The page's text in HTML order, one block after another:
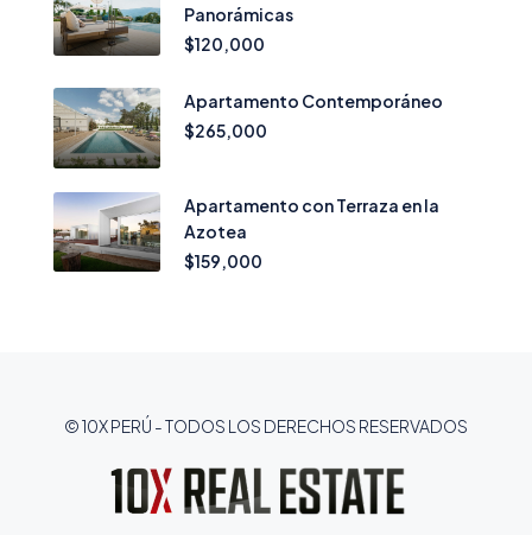
Panorámicas
$120,000
Apartamento Contemporáneo
$265,000
Apartamento con Terraza en la
Azotea
$159,000
© 10X PERÚ - TODOS LOS DERECHOS RESERVADOS